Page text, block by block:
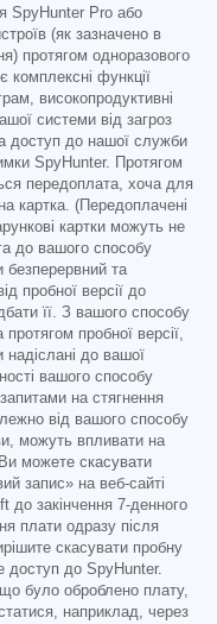
SpyHunter Pro або
(як зазначено в
протягом одноразового
комплексні функції
високопродуктивні
системи від загроз
доступ до нашої служби
SpyHunter. Протягом
передоплата, хоча для
картка. (Передоплачені
картки можуть не
до вашого способу
безперервний та
пробної версії до
її. З вашого способу
пробної версії,
до вашої
вашого способу
на стягнення
від вашого способу
можуть впливати на
можете скасувати
запис» на веб-сайті
до закінчення 7-денного
плати одразу після
скасувати пробну
доступ до SpyHunter.
було оброблено плату,
наприклад, через